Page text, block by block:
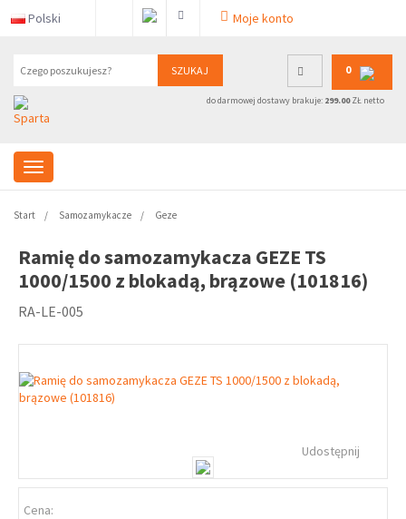
Polski Moje konto
SZUKAJ 0
do darmowej dostawy brakuje: 299.00ZŁ netto
Start Samozamykacze Geze
Ramię do samozamykacza GEZE TS
1000/1500 z blokadą, brązowe (101816)
RA-LE-005
Udostępnij
Cena: